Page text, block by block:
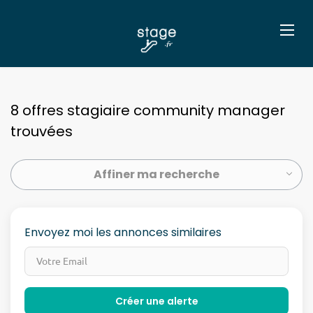
8 offres stagiaire community manager
trouvées
Affiner ma recherche
Envoyez moi les annonces similaires